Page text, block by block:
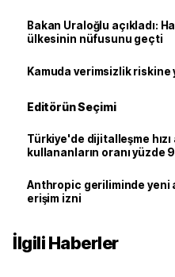
Bakan Uraloğlu açıkladı:
ülkesinin nüfusunu geçti
Kamuda verimsizlik riskine
Editörün Seçimi
Türkiye'de dijitalleşme
kullananların oranı yüzde
Anthropic geriliminde yeni
erişim izni
İlgili Haberler